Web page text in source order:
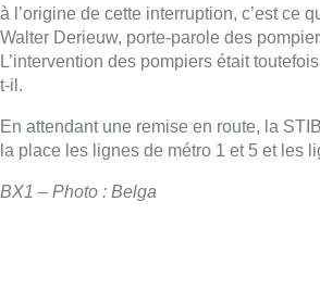
à l’origine de cette interruption, c’est ce
Walter Derieuw, porte-parole des
L’intervention des pompiers était
t-il.
En attendant une remise en route, la
la place les lignes de métro 1 et 5 et les
BX1 – Photo : Belga